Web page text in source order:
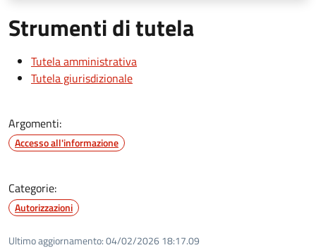
Strumenti di tutela
Tutela amministrativa
Tutela giurisdizionale
Argomenti:
Accesso all'informazione
Categorie:
Autorizzazioni
Ultimo aggiornamento:04/02/2026 18:17.09